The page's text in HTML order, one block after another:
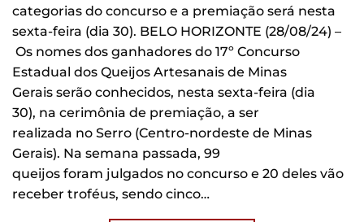
categorias do concurso e a premiação será nesta
sexta-feira (dia 30). BELO HORIZONTE (28/08/24) –
Os nomes dos ganhadores do 17º Concurso
Estadual dos Queijos Artesanais de Minas
Gerais serão conhecidos, nesta sexta-feira (dia
30), na cerimônia de premiação, a ser
realizada no Serro (Centro-nordeste de Minas
Gerais). Na semana passada, 99
queijos foram julgados no concurso e 20 deles vão
receber troféus, sendo cinco…